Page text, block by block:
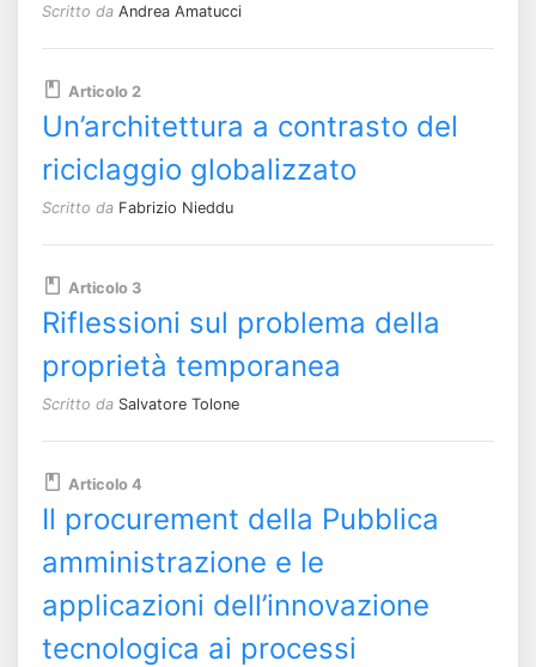
Scritto da Andrea Amatucci
Articolo 2
Un’architettura a contrasto del
riciclaggio globalizzato
Scritto da Fabrizio Nieddu
Articolo 3
Riflessioni sul problema della
proprietà temporanea
Scritto da Salvatore Tolone
Articolo 4
Il procurement della Pubblica
amministrazione e le
applicazioni dell’innovazione
tecnologica ai processi